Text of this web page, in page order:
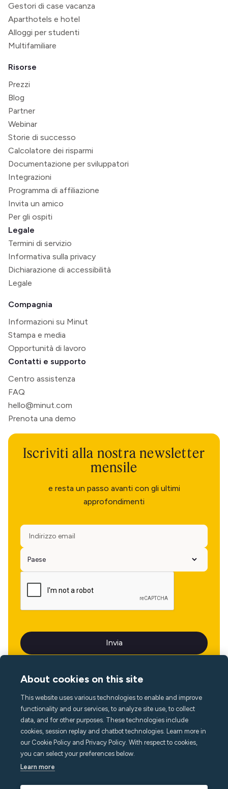
Gestori di case vacanza
Aparthotels e hotel
Alloggi per studenti
Multifamiliare
Risorse
Prezzi
Blog
Partner
Webinar
Storie di successo
Calcolatore dei risparmi
Documentazione per sviluppatori
Integrazioni
Programma di affiliazione
Invita un amico
Per gli ospiti
Legale
Termini di servizio
Informativa sulla privacy
Dichiarazione di accessibilità
Legale
Compagnia
Informazioni su Minut
Stampa e media
Opportunità di lavoro
Contatti e supporto
Centro assistenza
FAQ
hello@minut.com
Prenota una demo
Iscriviti alla nostra newsletter
mensile
e resta un passo avanti con gli ultimi
approfondimenti
Lingua
About cookies on this site
This website uses various technologies to enable and improve
functionality and our services, to analyze site use, to collect
data, and for other purposes. These technologies include
cookies, session replay and chatbot technologies. Learn more in
our Cookie Policy and Privacy Policy. With respect to cookies,
you can select your preferences below.
Learn more